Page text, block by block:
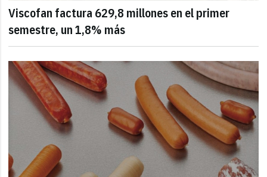
Viscofan factura 629,8 millones en el primer
semestre, un 1,8% más